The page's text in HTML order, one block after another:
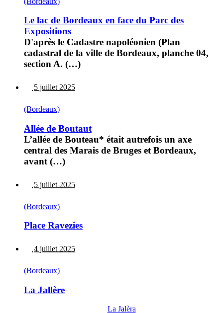
Le lac de Bordeaux en face du Parc des
Expositions
D'après le Cadastre napoléonien (Plan
cadastral de la ville de Bordeaux, planche 04,
section A. (…)
5 juillet 2025
(Bordeaux)
Allée de Boutaut
L’allée de Bouteau* était autrefois un axe
central des Marais de Bruges et Bordeaux,
avant (…)
5 juillet 2025
(Bordeaux)
Place Ravezies
4 juillet 2025
(Bordeaux)
La Jallère
La Jalèra